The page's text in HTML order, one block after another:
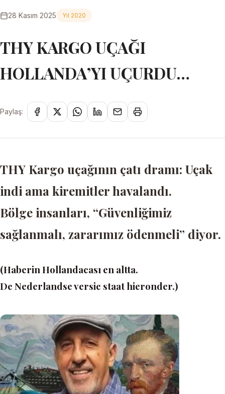
28 Kasım 2025 Yıl 2020
THY KARGO UÇAĞI
HOLLANDA’YI UÇURDU…
Paylaş:
THY Kargo uçağının çatı dramı: Uçak
indi ama kiremitler havalandı.
Bölge insanları, “Güvenliğimiz
sağlanmalı, zararımız ödenmeli” diyor.
(Haberin Hollandacası en altta.
De Nederlandse versie staat hieronder.)